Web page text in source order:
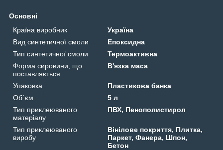
Основні
Країна виробник
Україна
Вид синтетичної смоли
Епоксидна
Тип синтетичної смоли
Термоактивна
Форма сировини, що
поставляється
В'язка маса
Упаковка
Пластикова банка
Об`єм
5 л
Тип приклеюваного
матеріалу
ПВХ, Пенополистирол
Тип приклеюваного
виробу
Вінілове покриття, Плитка,
Паркет, Фанера, Шпон,
Бетон